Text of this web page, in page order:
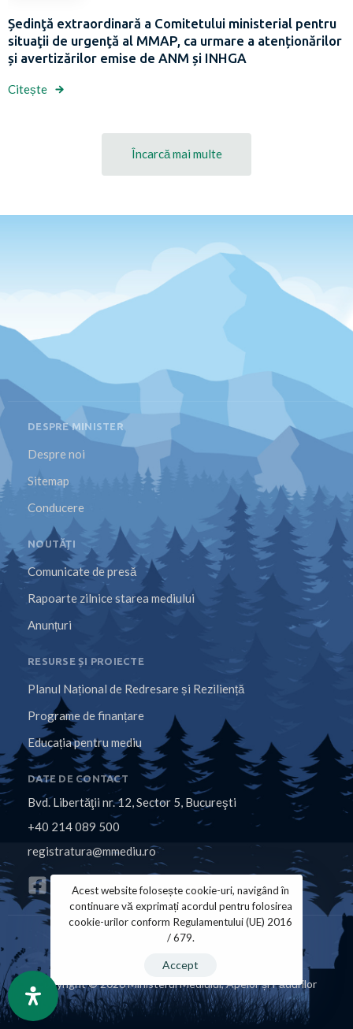
Ședinţă extraordinară a Comitetului ministerial pentru
situaţii de urgenţă al MMAP, ca urmare a atenționărilor
și avertizărilor emise de ANM și INHGA
Citește
Încarcă mai multe
DESPRE MINISTER
Despre noi
Sitemap
Conducere
NOUTĂȚI
Comunicate de presă
Rapoarte zilnice starea mediului
Anunțuri
RESURSE ȘI PROIECTE
Planul Național de Redresare și Reziliență
Programe de finanțare
Educația pentru mediu
DATE DE CONTACT
Bvd. Libertăţii nr. 12, Sector 5, Bucureşti
+40 214 089 500
registratura@mmediu.ro
Copyright © 2026 Ministerul Mediului, Apelor și Pădurilor
Acest website folosește cookie-uri, navigând în
continuare vă exprimați acordul pentru folosirea
cookie-urilor conform Regulamentului (UE) 2016
/ 679.
Accept